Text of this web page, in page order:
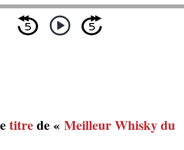
titrede « Meilleur Whisky du